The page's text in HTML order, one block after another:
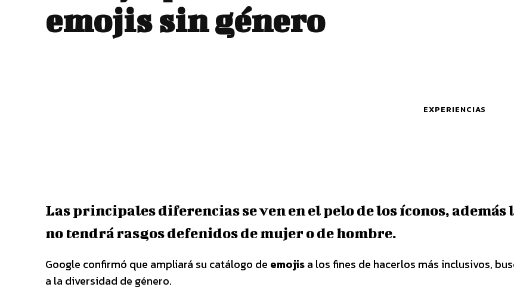
emojis sin género
EXPERIENCIAS
Las principales diferencias se ven en el pelo de los íconos, además
no tendrá rasgos defenidos de mujer o de hombre.
Google confirmó que ampliará su catálogo de emojisa los fines de hacerlos más inclusivos,
a la diversidad de género.